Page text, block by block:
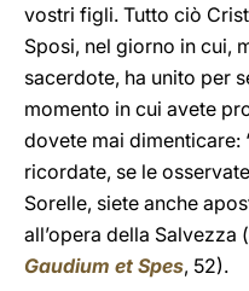
vostri figli. Tutto ciò
Sposi, nel giorno in cui,
sacerdote, ha unito per
momento in cui avete
dovete mai dimenticare:
ricordate, se le
Sorelle, siete anche
all’opera della Salvezza
Gaudium et Spes, 52).